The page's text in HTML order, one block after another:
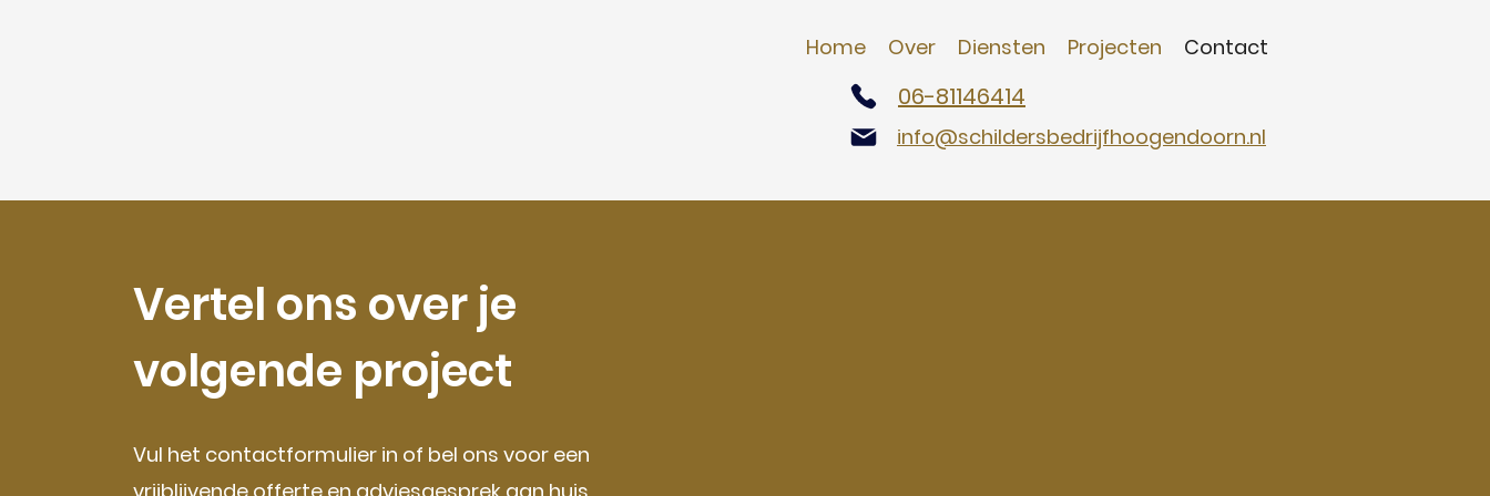
Home Over Diensten Projecten Contact
06-81146414
info@schildersbedrijfhoogendoorn.nl
Vertel ons over je
volgende project
Vul het contactformulier in of bel ons voor een